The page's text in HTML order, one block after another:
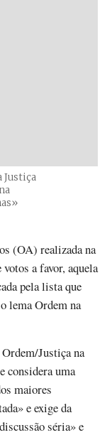
Justiça
(OA) realizada na
a favor, aquela
pela lista que
lema Ordem na
Justiça na
considera uma
maiores
e exige da
séria» e